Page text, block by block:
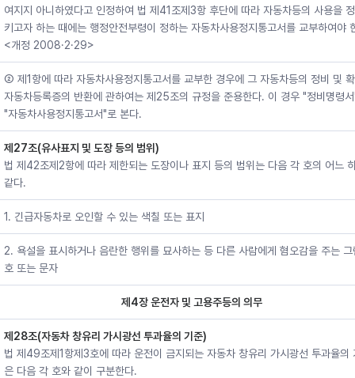
여지지 아니하였다고 인정하여 법 제41조제3항 후단에 따라 자동차등의 사용을
키고자 하는 때에는 행정안전부령이 정하는 자동차사용정지통고서를 교부하여야
<개정 2008·2·29>
② 제1항에 따라 자동차사용정지통고서를 교부한 경우에 그 자동차등의 정비 및
자동차등록증의 반환에 관하여는 제25조의 규정을 준용한다. 이 경우 "정비명령
"자동차사용정지통고서"로 본다.
제27조(유사표지 및 도장 등의 범위)
법 제42조제2항에 따라 제한되는 도장이나 표지 등의 범위는 다음 각 호의 어느
같다.
1. 긴급자동차로 오인할 수 있는 색칠 또는 표지
2. 욕설을 표시하거나 음란한 행위를 묘사하는 등 다른 사람에게 혐오감을 주는 그
호 또는 문자
제4장 운전자 및 고용주등의 의무
제28조(자동차 창유리 가시광선 투과율의 기준)
법 제49조제1항제3호에 따라 운전이 금지되는 자동차 창유리 가시광선 투과율의
은 다음 각 호와 같이 구분한다.